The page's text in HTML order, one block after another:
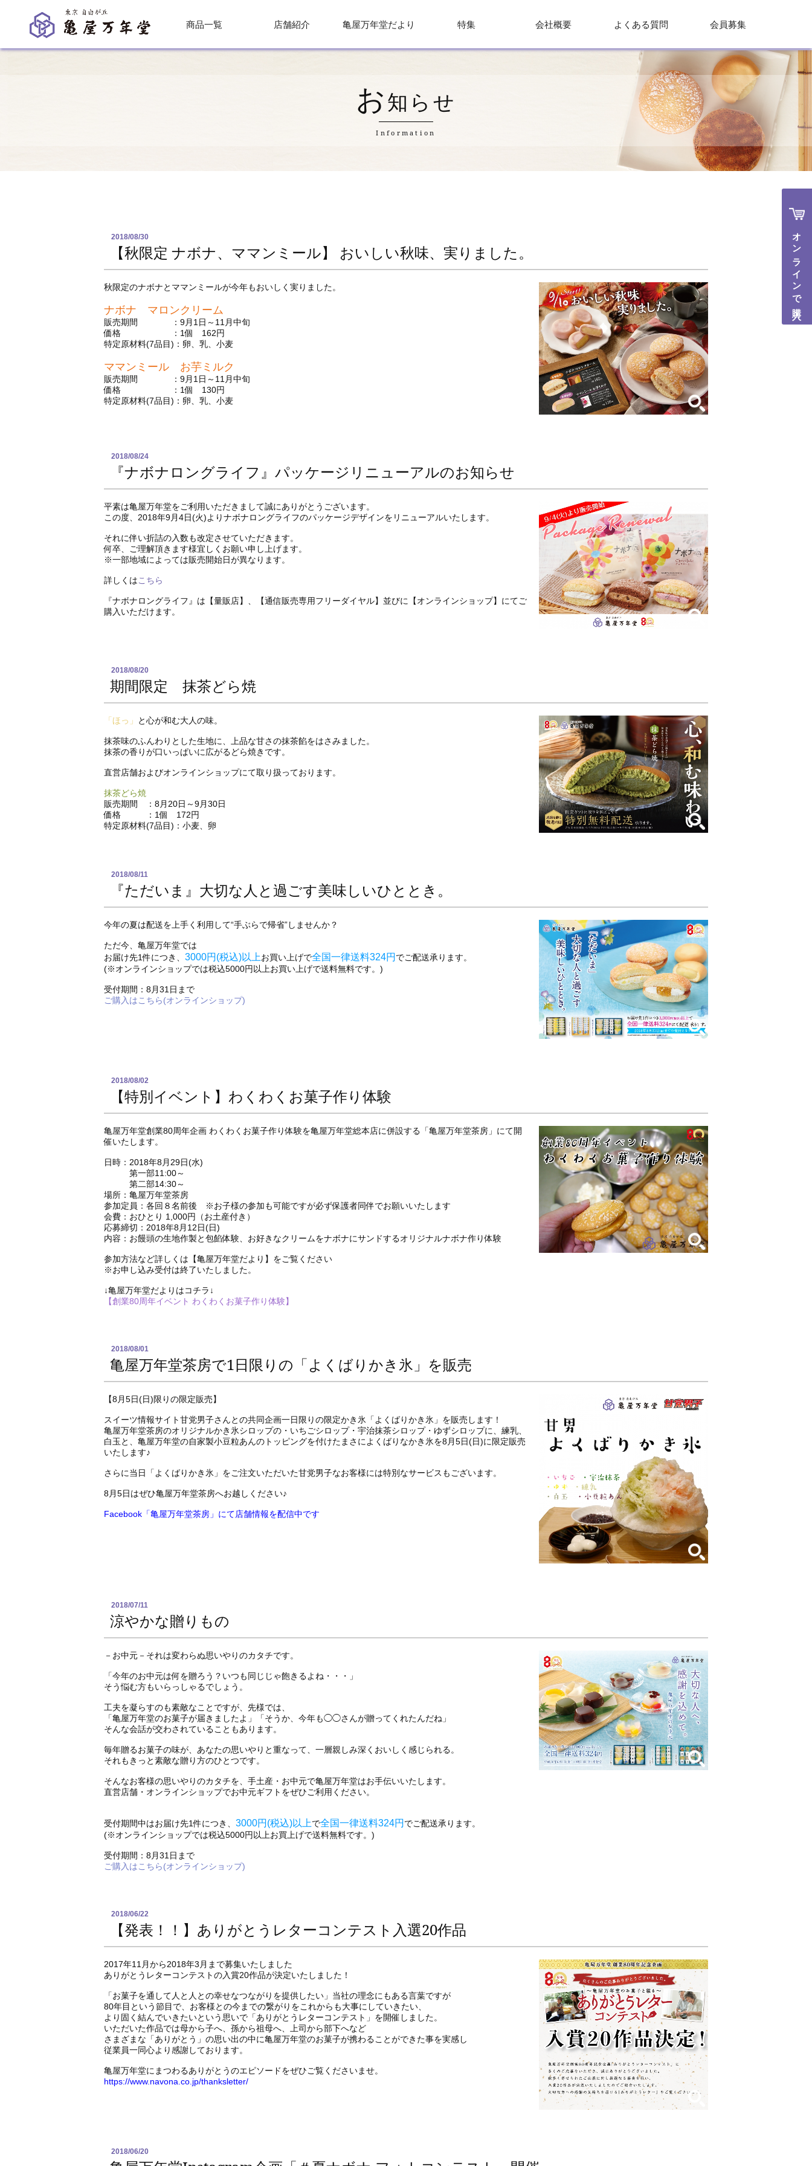
商品一覧 店舗紹介 亀屋万年堂だより 特集 会社概要 よくある質問 会員募集
お知らせ
Information
2018/08/30
【秋限定 ナボナ、ママンミール】 おいしい秋味、実りました。
秋限定のナボナとママンミールが今年もおいしく実りました。
ナボナ マロンクリーム
販売期間 ：9月1日～11月中旬
価格 ：1個 162円
特定原材料(7品目)：卵、乳、小麦
ママンミール お芋ミルク
販売期間 ：9月1日～11月中旬
価格 ：1個 130円
特定原材料(7品目)：卵、乳、小麦
2018/08/24
『ナボナロングライフ』パッケージリニューアルのお知らせ
平素は亀屋万年堂をご利用いただきまして誠にありがとうございます。
この度、2018年9月4日(火)よりナボナロングライフのパッケージデザインをリニューアルいたします。
それに伴い折詰の入数も改定させていただきます。
何卒、ご理解頂きます様宜しくお願い申し上げます。
※一部地域によっては販売開始日が異なります。
詳しくはこちら
『ナボナロングライフ』は【量販店】、【通信販売専用フリーダイヤル】並びに【オンラインショップ】にてご
購入いただけます。
2018/08/20
期間限定 抹茶どら焼
「ほっ」 と心が和む大人の味。
抹茶味のふんわりとした生地に、上品な甘さの抹茶餡をはさみました。
抹茶の香りが口いっぱいに広がるどら焼きです。
直営店舗およびオンラインショップにて取り扱っております。
抹茶どら焼
販売期間 ：8月20日～9月30日
価格 ：1個 172円
特定原材料(7品目)：小麦、卵
2018/08/11
『ただいま』大切な人と過ごす美味しいひととき。
今年の夏は配送を上手く利用して“手ぶらで帰省”しませんか？
ただ今、亀屋万年堂では
お届け先1件につき、 3000円(税込)以上お買い上げで全国一律送料324円 でご配送承ります。
(※オンラインショップでは税込5000円以上お買い上げで送料無料です。)
受付期間：8月31日まで
ご購入はこちら(オンラインショップ)
2018/08/02
【特別イベント】わくわくお菓子作り体験
亀屋万年堂創業80周年企画 わくわくお菓子作り体験を亀屋万年堂総本店に併設する「亀屋万年堂茶房」にて開
催いたします。
日時：2018年8月29日(水)
第一部11:00～
第二部14:30～
場所：亀屋万年堂茶房
参加定員：各回８名前後 ※お子様の参加も可能ですが必ず保護者同伴でお願いいたします
会費：おひとり 1,000円（お土産付き）
応募締切：2018年8月12日(日)
内容：お饅頭の生地作製と包餡体験、お好きなクリームをナボナにサンドするオリジナルナボナ作り体験
参加方法など詳しくは【亀屋万年堂だより】をご覧ください
※お申し込み受付は終了いたしました。
↓亀屋万年堂だよりはコチラ↓
【創業80周年イベント わくわくお菓子作り体験】
2018/08/01
亀屋万年堂茶房で1日限りの「よくばりかき氷」を販売
【8月5日(日)限りの限定販売】
スイーツ情報サイト甘党男子さんとの共同企画一日限りの限定かき氷「よくばりかき氷」を販売します！
亀屋万年堂茶房のオリジナルかき氷シロップの・いちごシロップ・宇治抹茶シロップ・ゆずシロップに、練乳、
白玉と、亀屋万年堂の自家製小豆粒あんのトッピングを付けたまさによくばりなかき氷を8月5日(日)に限定販売
いたします♪
さらに当日「よくばりかき氷」をご注文いただいた甘党男子なお客様には特別なサービスもございます。
8月5日はぜひ亀屋万年堂茶房へお越しください♪
Facebook「亀屋万年堂茶房」にて店舗情報を配信中です
2018/07/11
涼やかな贈りもの
－お中元－それは変わらぬ思いやりのカタチです。
「今年のお中元は何を贈ろう？いつも同じじゃ飽きるよね・・・」
そう悩む方もいらっしゃるでしょう。
工夫を凝らすのも素敵なことですが、先様では、
「亀屋万年堂のお菓子が届きましたよ」「そうか、今年も◯◯さんが贈ってくれたんだね」
そんな会話が交わされていることもあります。
毎年贈るお菓子の味が、あなたの思いやりと重なって、一層親しみ深くおいしく感じられる。
それもきっと素敵な贈り方のひとつです。
そんなお客様の思いやりのカタチを、手土産・お中元で亀屋万年堂はお手伝いいたします。
直営店舗・オンラインショップでお中元ギフトをぜひご利用ください。
受付期間中はお届け先1件につき、 3000円(税込)以上で全国一律送料324円 でご配送承ります。
(※オンラインショップでは税込5000円以上お買上げで送料無料です。)
受付期間：8月31日まで
ご購入はこちら(オンラインショップ)
2018/06/22
【発表！！】ありがとうレターコンテスト入選20作品
2017年11月から2018年3月まで募集いたしました
ありがとうレターコンテストの入賞20作品が決定いたしました！
「お菓子を通して人と人との幸せなつながりを提供したい」当社の理念にもある言葉ですが
80年目という節目で、お客様との今までの繋がりをこれからも大事にしていきたい、
より固く結んでいきたいという思いで「ありがとうレターコンテスト」を開催しました。
いただいた作品では母から子へ、孫から祖母へ、上司から部下へなど
さまざまな「ありがとう」の思い出の中に亀屋万年堂のお菓子が携わることができた事を実感し
従業員一同心より感謝しております。
亀屋万年堂にまつわるありがとうのエピソードをぜひご覧くださいませ。
https://www.navona.co.jp/thanksletter/
2018/06/20
オンラインで購入